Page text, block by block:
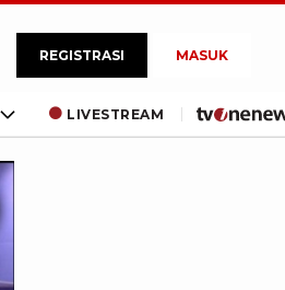
REGISTRASI MASUK
LIVESTREAM